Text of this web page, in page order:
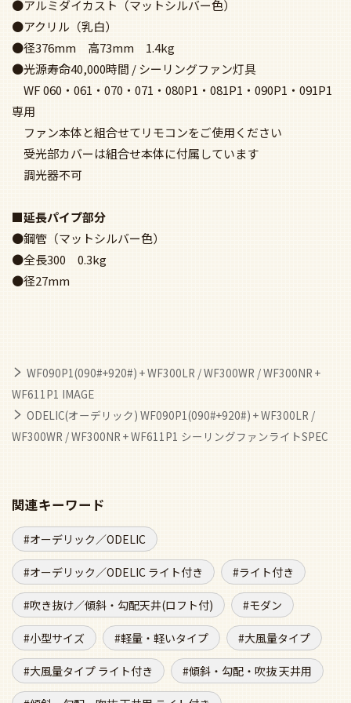
●アルミダイカスト（マットシルバー色）
●アクリル（乳白）
●径376mm 高73mm 1.4kg
●光源寿命40,000時間 / シーリングファン灯具
WF 060・061・070・071・080P1・081P1・090P1・091P1
専用
ファン本体と組合せてリモコンをご使用ください
受光部カバーは組合せ本体に付属しています
調光器不可
■延長パイプ部分
●鋼管（マットシルバー色）
●全長300 0.3kg
●径27mm
WF090P1(090#+920#) + WF300LR / WF300WR / WF300NR +
WF611P1 IMAGE
ODELIC(オーデリック) WF090P1(090#+920#) + WF300LR /
WF300WR / WF300NR + WF611P1 シーリングファンライトSPEC
関連キーワード
オーデリック／ODELIC
オーデリック／ODELIC ライト付き ライト付き
吹き抜け／傾斜・勾配天井(ロフト付) モダン
小型サイズ 軽量・軽いタイプ 大風量タイプ
大風量タイプ ライト付き 傾斜・勾配・吹抜 天井用